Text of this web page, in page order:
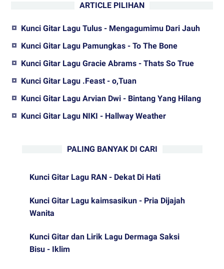
ARTICLE PILIHAN
Kunci Gitar Lagu Tulus - Mengagumimu Dari Jauh
Kunci Gitar Lagu Pamungkas - To The Bone
Kunci Gitar Lagu Gracie Abrams - Thats So True
Kunci Gitar Lagu .Feast - o,Tuan
Kunci Gitar Lagu Arvian Dwi - Bintang Yang Hilang
Kunci Gitar Lagu NIKI - Hallway Weather
PALING BANYAK DI CARI
Kunci Gitar Lagu RAN - Dekat Di Hati
Kunci Gitar Lagu kaimsasikun - Pria Dijajah
Wanita
Kunci Gitar dan Lirik Lagu Dermaga Saksi
Bisu - Iklim